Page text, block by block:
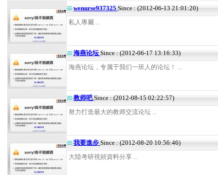
wenurse937325 Since : (2012-06-13 21:01:20)
私人專屬 ...
海燕论坛Since : (2012-06-17 13:16:33)
海燕论坛，专属于我们一班人的论坛！ ...
教师吧Since : (2012-08-15 02:22:57)
努力打造最大的教师交流论坛 ...
我要進步Since : (2012-08-20 10:56:46)
大陸考研視頻資料分享 ...